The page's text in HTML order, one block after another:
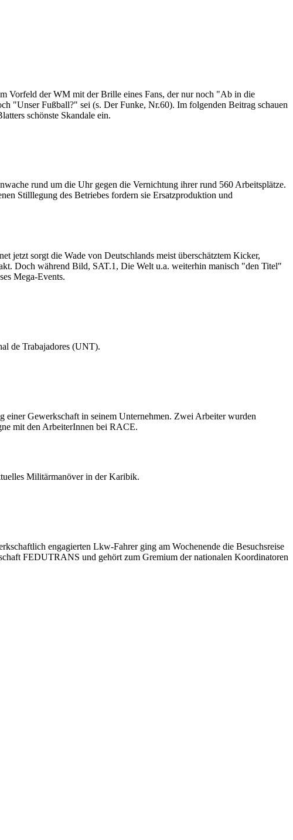
Vorfeld der WM mit der Brille eines Fans, der nur noch "Ab in die
"Unser Fußball?" sei (s. Der Funke, Nr.60). Im folgenden Beitrag schauen
schönste Skandale ein.
rund um die Uhr gegen die Vernichtung ihrer rund 560 Arbeitsplätze.
Stilllegung des Betriebes fordern sie Ersatzproduktion und
jetzt sorgt die Wade von Deutschlands meist überschätztem Kicker,
Doch während Bild, SAT.1, Die Welt u.a. weiterhin manisch "den Titel"
Mega-Events.
de Trabajadores (UNT).
Gewerkschaft in seinem Unternehmen. Zwei Arbeiter wurden
mit den ArbeiterInnen bei RACE.
Militärmanöver in der Karibik.
engagierten Lkw-Fahrer ging am Wochenende die Besuchsreise
FEDUTRANS und gehört zum Gremium der nationalen Koordinatoren